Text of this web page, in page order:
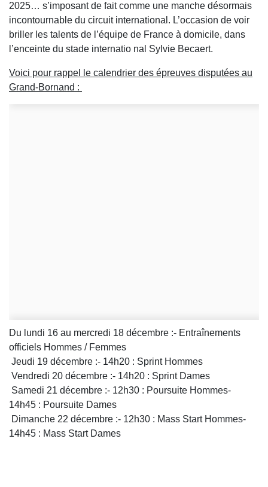
2025… s’imposant de fait comme une manche désormais
incontournable du circuit international. L’occasion de voir
briller les talents de l’équipe de France à domicile, dans
l’enceinte du stade internatio nal Sylvie Becaert.
Voici pour rappel le calendrier des épreuves disputées au
Grand-Bornand :
Du lundi 16 au mercredi 18 décembre :- Entraînements
officiels Hommes / Femmes
Jeudi 19 décembre :- 14h20 : Sprint Hommes
Vendredi 20 décembre :- 14h20 : Sprint Dames
Samedi 21 décembre :- 12h30 : Poursuite Hommes-
14h45 : Poursuite Dames
Dimanche 22 décembre :- 12h30 : Mass Start Hommes-
14h45 : Mass Start Dames